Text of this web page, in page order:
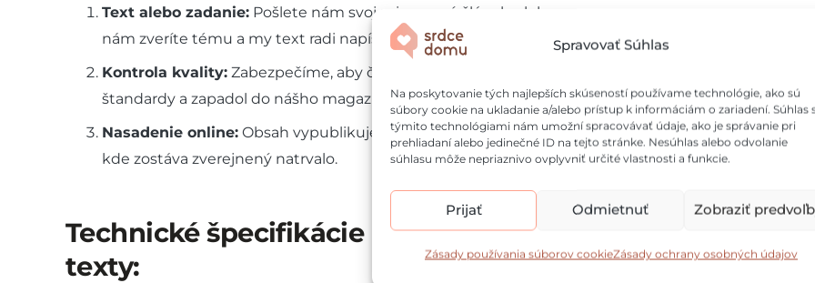
Spravovať Súhlas
Na poskytovanie tých najlepších skúseností používame technológie, ako sú
súbory cookie na ukladanie a/alebo prístup k informáciám o zariadení. Súhlas
týmito technológiami nám umožní spracovávať údaje, ako je správanie pri
prehliadaní alebo jedinečné ID na tejto stránke. Nesúhlas alebo odvolanie
súhlasu môže nepriaznivo ovplyvniť určité vlastnosti a funkcie.
Prijať Odmietnuť Zobraziť
Zásady používania súborov cookieZásady ochrany osobných údajov
Text alebo zadanie: Pošlete nám svoj pripravený článok, alebo
nám zveríte tému a my text radi napíšeme za vás.
Kontrola kvality: Zabezpečíme, aby článok spĺňal technické
štandardy a zapadol do nášho magazínu.
Nasadenie online: Obsah vypublikujeme do vybranej kategórie,
kde zostáva zverejnený natrvalo.
Technické špecifikácie pre dodané
texty: